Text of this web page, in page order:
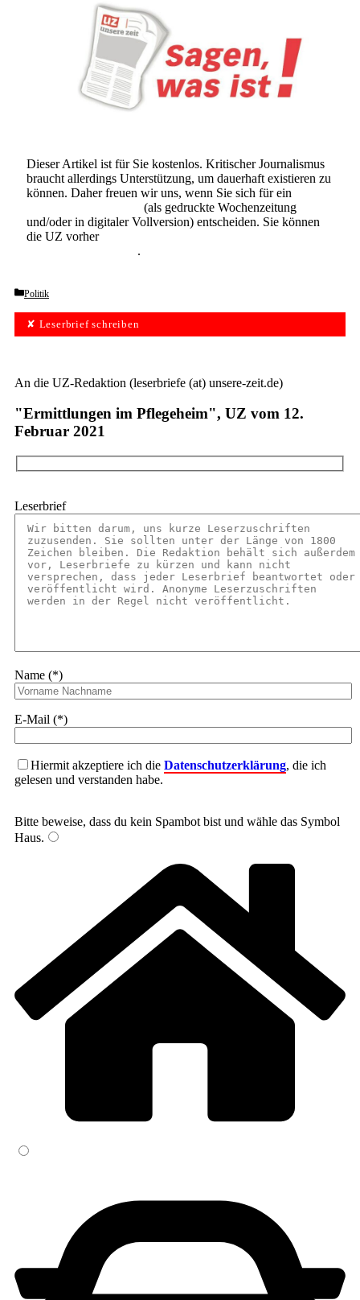
Dieser Artikel ist für Sie kostenlos. Kritischer Journalismus
braucht allerdings Unterstützung, um dauerhaft existieren zu
können. Daher freuen wir uns, wenn Sie sich für ein
(als gedruckte Wochenzeitung
und/oder in digitaler Vollversion) entscheiden. Sie können
die UZ vorher
.
Categories
Politik
✘ Leserbrief schreiben
An die UZ-Redaktion (leserbriefe (at) unsere-zeit.de)
"Ermittlungen im Pflegeheim", UZ vom 12.
Februar 2021
Leserbrief
Name (*)
E-Mail (*)
Hiermit akzeptiere ich die Datenschutzerklärung, die ich
gelesen und verstanden habe.
Bitte beweise, dass du kein Spambot bist und wähle das Symbol
Haus.